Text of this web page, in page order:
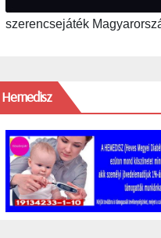
szerencsejáték
Hemedisz